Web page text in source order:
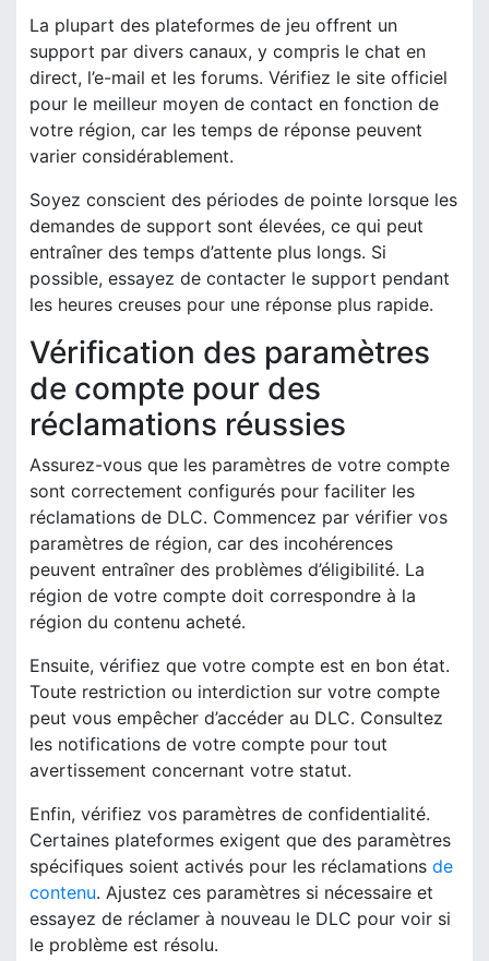
La plupart des plateformes de jeu offrent un
support par divers canaux, y compris le chat en
direct, l’e-mail et les forums. Vérifiez le site officiel
pour le meilleur moyen de contact en fonction de
votre région, car les temps de réponse peuvent
varier considérablement.
Soyez conscient des périodes de pointe lorsque les
demandes de support sont élevées, ce qui peut
entraîner des temps d’attente plus longs. Si
possible, essayez de contacter le support pendant
les heures creuses pour une réponse plus rapide.
Vérification des paramètres
de compte pour des
réclamations réussies
Assurez-vous que les paramètres de votre compte
sont correctement configurés pour faciliter les
réclamations de DLC. Commencez par vérifier vos
paramètres de région, car des incohérences
peuvent entraîner des problèmes d’éligibilité. La
région de votre compte doit correspondre à la
région du contenu acheté.
Ensuite, vérifiez que votre compte est en bon état.
Toute restriction ou interdiction sur votre compte
peut vous empêcher d’accéder au DLC. Consultez
les notifications de votre compte pour tout
avertissement concernant votre statut.
Enfin, vérifiez vos paramètres de confidentialité.
Certaines plateformes exigent que des paramètres
spécifiques soient activés pour les réclamations de
contenu. Ajustez ces paramètres si nécessaire et
essayez de réclamer à nouveau le DLC pour voir si
le problème est résolu.